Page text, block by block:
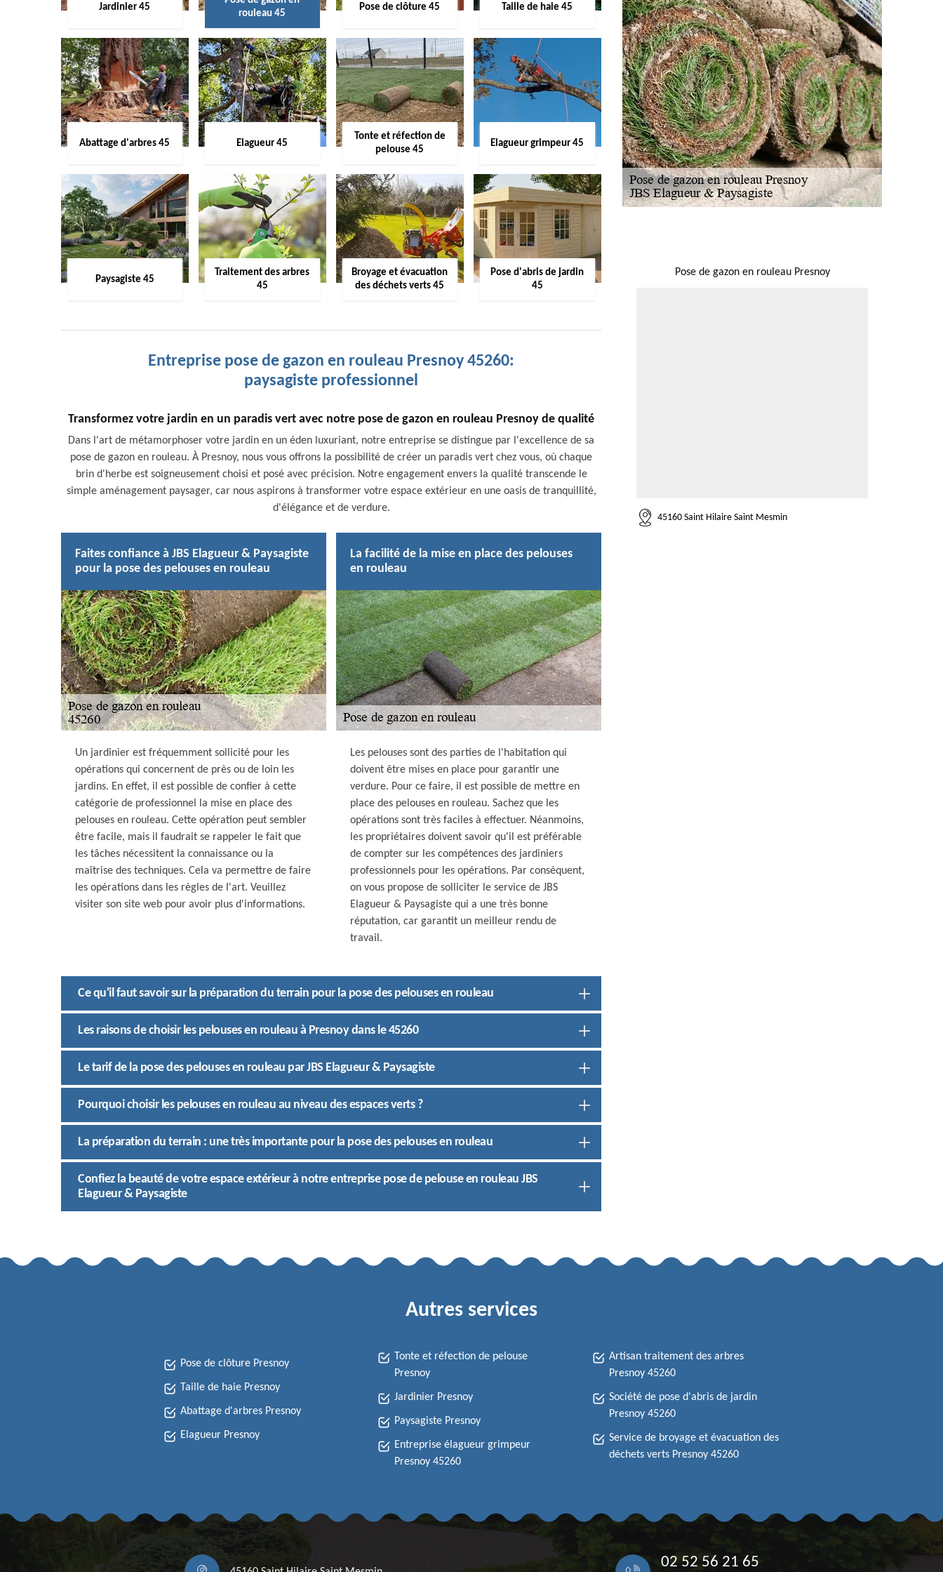
Jardinier 45
rouleau 45
Pose de clôture 45 Taille de haie 45
Abattage d'arbres 45 Elagueur 45
Tonte et réfection de
pelouse 45
Elagueur grimpeur 45
Paysagiste 45
Traitement des arbres
45
Broyage et évacuation
des déchets verts 45
Pose d'abris de jardin
45
Entreprise pose de gazon en rouleau Presnoy 45260:
paysagiste professionnel
Transformez votre jardin en un paradis vert avec notre pose de gazon en rouleau Presnoy de qualité
Dans l'art de métamorphoser votre jardin en un éden luxuriant, notre entreprise se distingue par l'excellence de sa
pose de gazon en rouleau. À Presnoy, nous vous offrons la possibilité de créer un paradis vert chez vous, où chaque
brin d'herbe est soigneusement choisi et posé avec précision. Notre engagement envers la qualité transcende le
simple aménagement paysager, car nous aspirons à transformer votre espace extérieur en une oasis de tranquillité,
d'élégance et de verdure.
Faites confiance à JBS Elagueur & Paysagiste
pour la pose des pelouses en rouleau
Un jardinier est fréquemment sollicité pour les
opérations qui concernent de près ou de loin les
jardins. En effet, il est possible de confier à cette
catégorie de professionnel la mise en place des
pelouses en rouleau. Cette opération peut sembler
être facile, mais il faudrait se rappeler le fait que
les tâches nécessitent la connaissance ou la
maîtrise des techniques. Cela va permettre de faire
les opérations dans les règles de l'art. Veuillez
visiter son site web pour avoir plus d'informations.
La facilité de la mise en place des pelouses
en rouleau
Les pelouses sont des parties de l'habitation qui
doivent être mises en place pour garantir une
verdure. Pour ce faire, il est possible de mettre en
place des pelouses en rouleau. Sachez que les
opérations sont très faciles à effectuer. Néanmoins,
les propriétaires doivent savoir qu'il est préférable
de compter sur les compétences des jardiniers
professionnels pour les opérations. Par conséquent,
on vous propose de solliciter le service de JBS
Elagueur & Paysagiste qui a une très bonne
réputation, car garantit un meilleur rendu de
travail.
Ce qu'il faut savoir sur la préparation du terrain pour la pose des pelouses en rouleau
Les raisons de choisir les pelouses en rouleau à Presnoy dans le 45260
Le tarif de la pose des pelouses en rouleau par JBS Elagueur & Paysagiste
Pourquoi choisir les pelouses en rouleau au niveau des espaces verts ?
La préparation du terrain : une très importante pour la pose des pelouses en rouleau
Confiez la beauté de votre espace extérieur à notre entreprise pose de pelouse en rouleau JBS
Elagueur & Paysagiste
Pose de gazon en rouleau Presnoy
45160 Saint Hilaire Saint Mesmin
Autres services
Pose de clôture Presnoy
Taille de haie Presnoy
Abattage d'arbres Presnoy
Elagueur Presnoy
Tonte et réfection de pelouse
Presnoy
Jardinier Presnoy
Paysagiste Presnoy
Entreprise élagueur grimpeur
Presnoy 45260
Artisan traitement des arbres
Presnoy 45260
Société de pose d'abris de jardin
Presnoy 45260
Service de broyage et évacuation des
déchets verts Presnoy 45260
02 52 56 21 65